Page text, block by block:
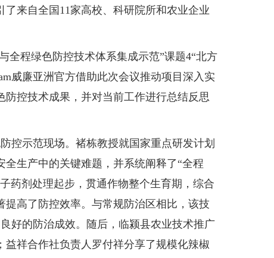
来自全国11家高校、科研院所和农业企业
程绿色防控技术体系集成示范”课题4“北方
威廉亚洲官方借助此次会议推动项目深入实
控技术成果，并对当前工作进行总结反思
示范现场。褚栋教授就国家重点研发计划
生产中的关键难题，并系统阐释了“全程
药剂处理起步，贯通作物整个生育期，综合
高了防控效率。与常规防治区相比，该技
好的防治成效。随后，临颍县农业技术推广
祥合作社负责人罗付祥分享了规模化辣椒